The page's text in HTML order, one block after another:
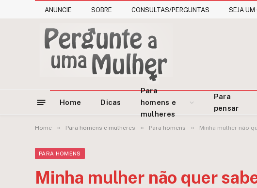
ANUNCIE SOBRE CONSULTAS/PERGUNTAS SEJA UM
Home Dicas
Para
homens e
mulheres
Para
pensar
Home » Para homens e mulheres » Para homens » Minha mulher não
PARA HOMENS
Minha mulher não quer